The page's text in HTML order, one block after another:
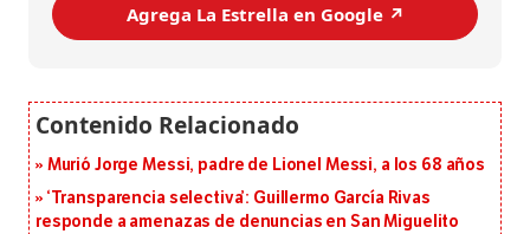
Agrega La Estrella en Google ↗️
Murió Jorge Messi, padre de Lionel Messi, a los 68 años
‘Transparencia selectiva’: Guillermo García Rivas
responde a amenazas de denuncias en San Miguelito